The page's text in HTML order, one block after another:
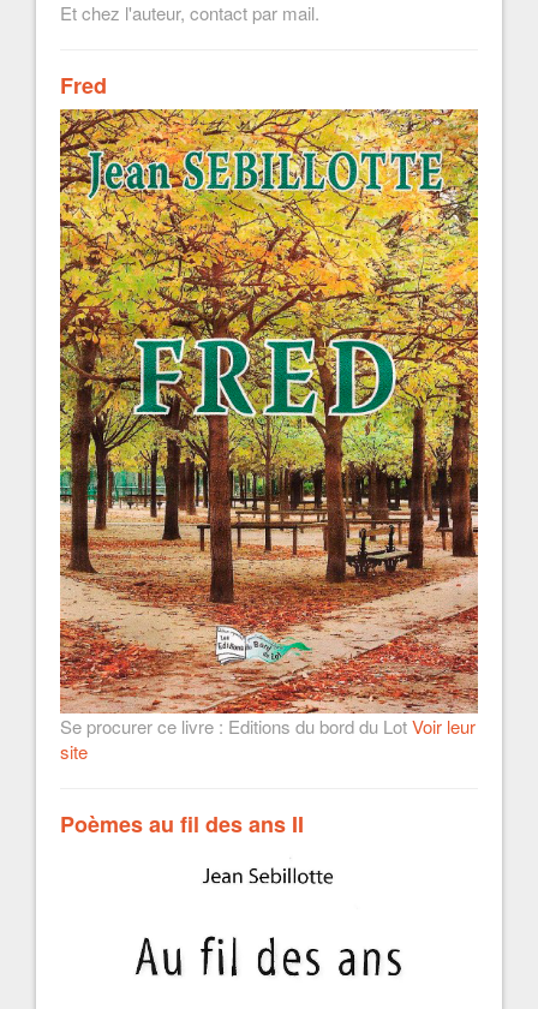
Et chez l'auteur, contact par mail.
Fred
Se procurer ce livre : Editions du bord du LotVoir leur
site
Poèmes au fil des ans II